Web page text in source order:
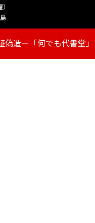
造ー「何でも代書堂」